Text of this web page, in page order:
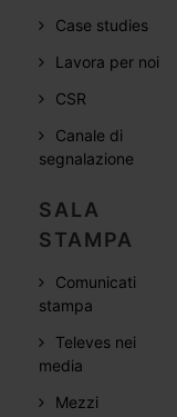
Case studies
Lavora per noi
CSR
Canale di
segnalazione
SALA
STAMPA
Comunicati
stampa
Televes nei
media
Mezzi